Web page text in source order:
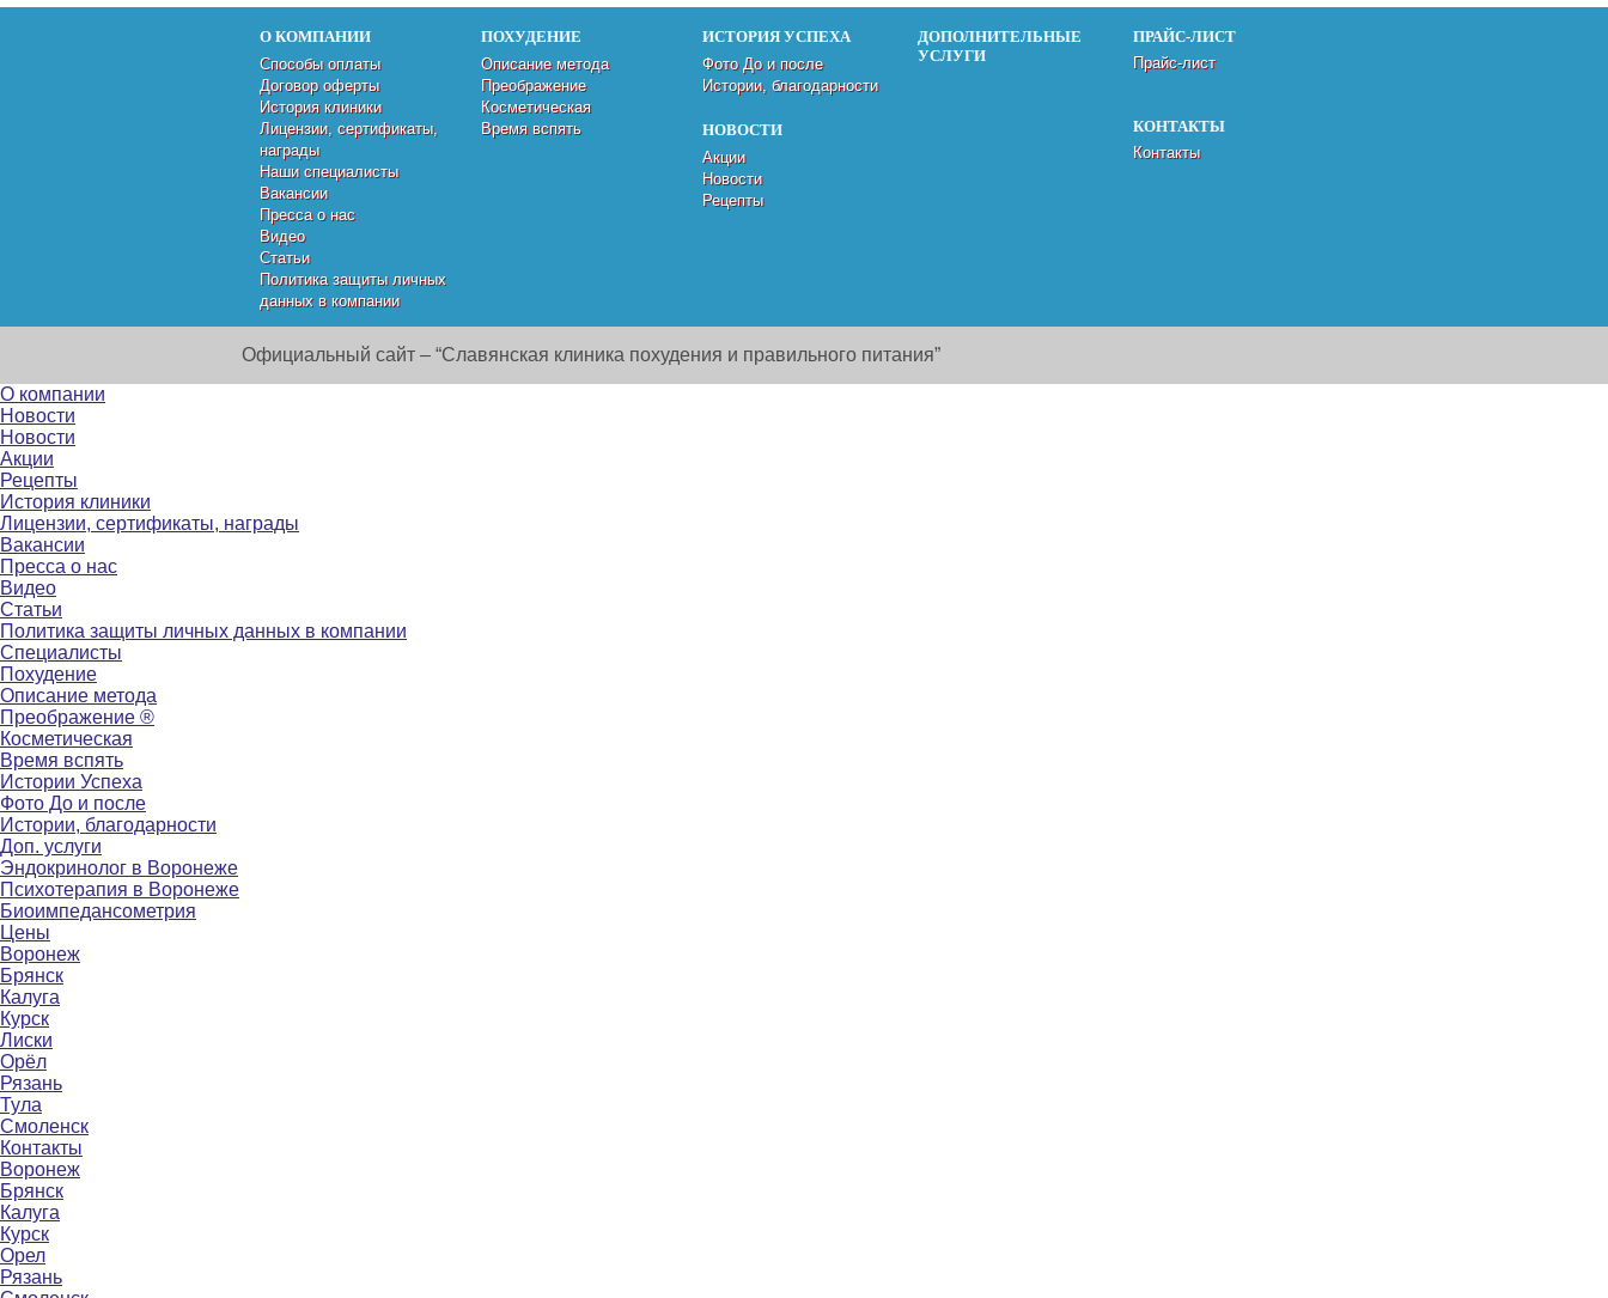
О КОМПАНИИ
Способы оплаты
Договор оферты
История клиники
Лицензии, сертификаты,
награды
Наши специалисты
Вакансии
Пресса о нас
Видео
Статьи
Политика защиты личных
данных в компании
ПОХУДЕНИЕ
Описание метода
Преображение
Косметическая
Время вспять
ИСТОРИЯ УСПЕХА
Фото До и после
Истории, благодарности
НОВОСТИ
Акции
Новости
Рецепты
ДОПОЛНИТЕЛЬНЫЕ
УСЛУГИ
ПРАЙС-ЛИСТ
Прайс-лист
КОНТАКТЫ
Контакты
Официальный сайт – “Славянская клиника похудения и правильного питания”
О компании
Новости
Новости
Акции
Рецепты
История клиники
Лицензии, сертификаты, награды
Вакансии
Пресса о нас
Видео
Статьи
Политика защиты личных данных в компании
Специалисты
Похудение
Описание метода
Преображение ®
Косметическая
Время вспять
Истории Успеха
Фото До и после
Истории, благодарности
Доп. услуги
Эндокринолог в Воронеже
Психотерапия в Воронеже
Биоимпедансометрия
Цены
Воронеж
Брянск
Калуга
Курск
Лиски
Орёл
Рязань
Тула
Смоленск
Контакты
Воронеж
Брянск
Калуга
Курск
Орел
Рязань